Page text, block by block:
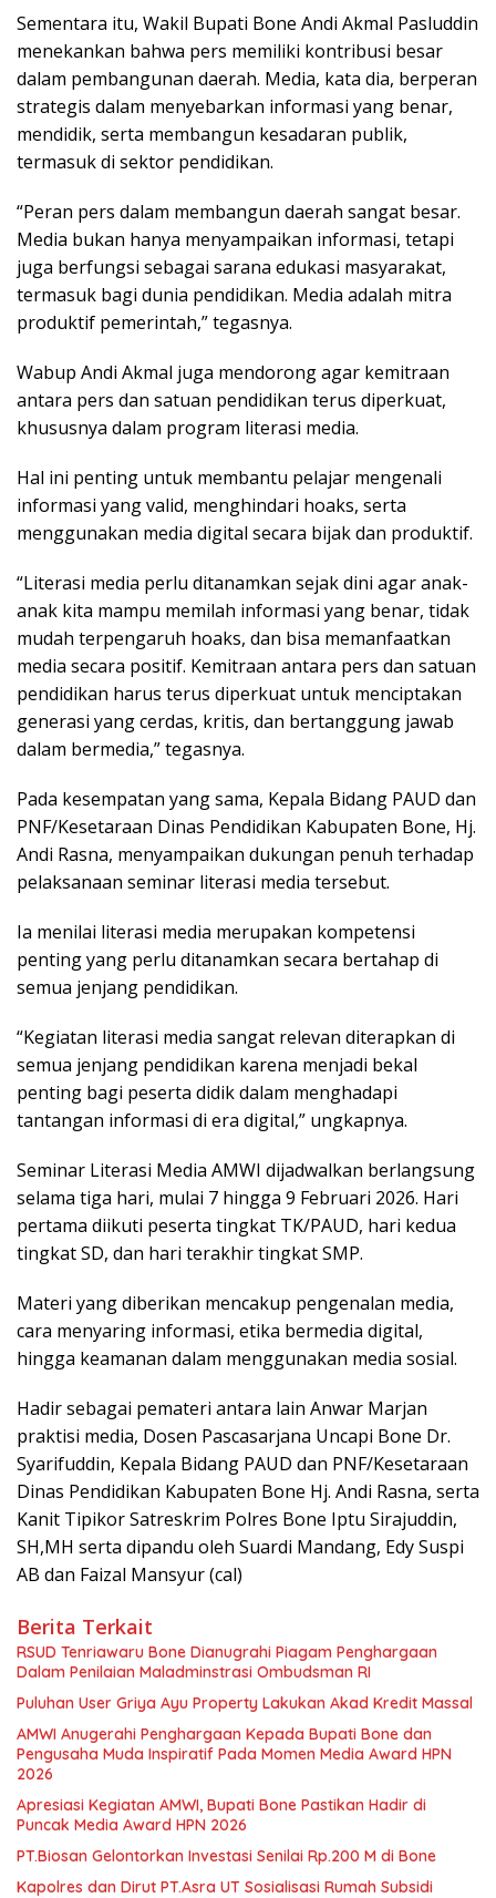
Sementara itu, Wakil Bupati Bone Andi Akmal Pasluddin
menekankan bahwa pers memiliki kontribusi besar
dalam pembangunan daerah. Media, kata dia, berperan
strategis dalam menyebarkan informasi yang benar,
mendidik, serta membangun kesadaran publik,
termasuk di sektor pendidikan.
“Peran pers dalam membangun daerah sangat besar.
Media bukan hanya menyampaikan informasi, tetapi
juga berfungsi sebagai sarana edukasi masyarakat,
termasuk bagi dunia pendidikan. Media adalah mitra
produktif pemerintah,” tegasnya.
Wabup Andi Akmal juga mendorong agar kemitraan
antara pers dan satuan pendidikan terus diperkuat,
khususnya dalam program literasi media.
Hal ini penting untuk membantu pelajar mengenali
informasi yang valid, menghindari hoaks, serta
menggunakan media digital secara bijak dan produktif.
“Literasi media perlu ditanamkan sejak dini agar anak-
anak kita mampu memilah informasi yang benar, tidak
mudah terpengaruh hoaks, dan bisa memanfaatkan
media secara positif. Kemitraan antara pers dan satuan
pendidikan harus terus diperkuat untuk menciptakan
generasi yang cerdas, kritis, dan bertanggung jawab
dalam bermedia,” tegasnya.
Pada kesempatan yang sama, Kepala Bidang PAUD dan
PNF/Kesetaraan Dinas Pendidikan Kabupaten Bone, Hj.
Andi Rasna, menyampaikan dukungan penuh terhadap
pelaksanaan seminar literasi media tersebut.
Ia menilai literasi media merupakan kompetensi
penting yang perlu ditanamkan secara bertahap di
semua jenjang pendidikan.
“Kegiatan literasi media sangat relevan diterapkan di
semua jenjang pendidikan karena menjadi bekal
penting bagi peserta didik dalam menghadapi
tantangan informasi di era digital,” ungkapnya.
Seminar Literasi Media AMWI dijadwalkan berlangsung
selama tiga hari, mulai 7 hingga 9 Februari 2026. Hari
pertama diikuti peserta tingkat TK/PAUD, hari kedua
tingkat SD, dan hari terakhir tingkat SMP.
Materi yang diberikan mencakup pengenalan media,
cara menyaring informasi, etika bermedia digital,
hingga keamanan dalam menggunakan media sosial.
Hadir sebagai pemateri antara lain Anwar Marjan
praktisi media, Dosen Pascasarjana Uncapi Bone Dr.
Syarifuddin, Kepala Bidang PAUD dan PNF/Kesetaraan
Dinas Pendidikan Kabupaten Bone Hj. Andi Rasna, serta
Kanit Tipikor Satreskrim Polres Bone Iptu Sirajuddin,
SH,MH serta dipandu oleh Suardi Mandang, Edy Suspi
AB dan Faizal Mansyur (cal)
Berita Terkait
RSUD Tenriawaru Bone Dianugrahi Piagam Penghargaan
Dalam Penilaian Maladminstrasi Ombudsman RI
Puluhan User Griya Ayu Property Lakukan Akad Kredit Massal
AMWI Anugerahi Penghargaan Kepada Bupati Bone dan
Pengusaha Muda Inspiratif Pada Momen Media Award HPN
2026
Apresiasi Kegiatan AMWI, Bupati Bone Pastikan Hadir di
Puncak Media Award HPN 2026
PT.Biosan Gelontorkan Investasi Senilai Rp.200 M di Bone
Kapolres dan Dirut PT.Asra UT Sosialisasi Rumah Subsidi